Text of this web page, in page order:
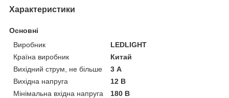
Характеристики
Основні
Виробник
LEDLIGHT
Країна виробник
Китай
Вихідний струм, не більше
3 А
Вихідна напруга
12 В
Мінімальна вхідна напруга
180 В